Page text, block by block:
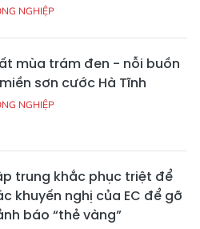
NGHIỆP
mùa trám đen - nỗi buồn
sơn cước Hà Tĩnh
NGHIỆP
trung khắc phục triệt để
khuyến nghị của EC để gỡ
báo “thẻ vàng”